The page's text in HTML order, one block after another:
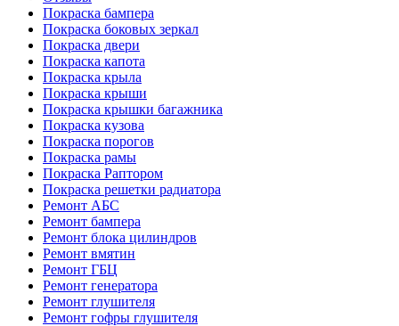
Покраска бампера
Покраска боковых зеркал
Покраска двери
Покраска капота
Покраска крыла
Покраска крыши
Покраска крышки багажника
Покраска кузова
Покраска порогов
Покраска рамы
Покраска Раптором
Покраска решетки радиатора
Ремонт АБС
Ремонт бампера
Ремонт блока цилиндров
Ремонт вмятин
Ремонт ГБЦ
Ремонт генератора
Ремонт глушителя
Ремонт гофры глушителя